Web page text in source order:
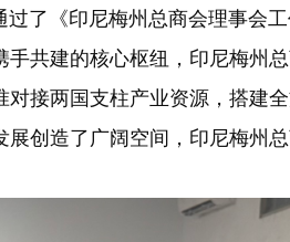
《印尼梅州总商会理事会
共建的核心枢纽，印尼梅州
接两国支柱产业资源，搭建
创造了广阔空间，印尼梅州